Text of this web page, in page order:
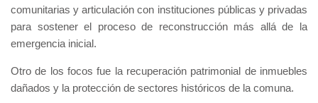
comunitarias y articulación con instituciones públicas y privadas
para sostener el proceso de reconstrucción más allá de la
emergencia inicial.
Otro de los focos fue la recuperación patrimonial de inmuebles
dañados y la protección de sectores históricos de la comuna.